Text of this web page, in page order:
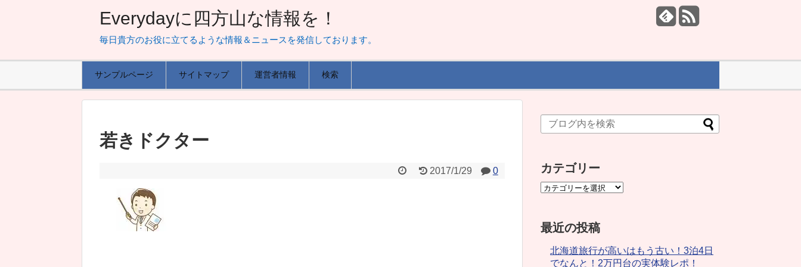
Everydayに四方山な情報を！
毎日貴方のお役に立てるような情報＆ニュースを発信しております。
サンプルページ サイトマップ 運営者情報 検索
若きドクター
2017/1/29 0 カテゴリー
最近の投稿
北海道旅行が高いはもう古い！3泊4日
でなんと！2万円台の実体験レポ！